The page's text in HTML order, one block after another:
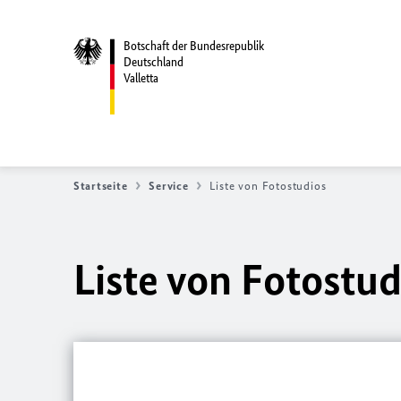
Botschaft der Bundesrepublik
Deutschland
Valletta
Startseite Service Liste von Fotostudios
Liste von